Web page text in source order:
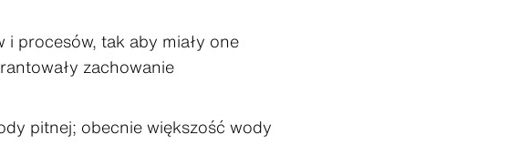
procesów, tak aby miały one
zachowanie
pitnej; obecnie większość wody